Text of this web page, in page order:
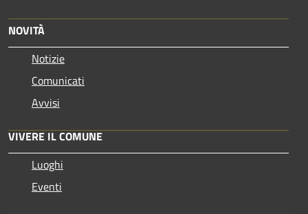
NOVITÀ
Notizie
Comunicati
Avvisi
VIVERE IL COMUNE
Luoghi
Eventi